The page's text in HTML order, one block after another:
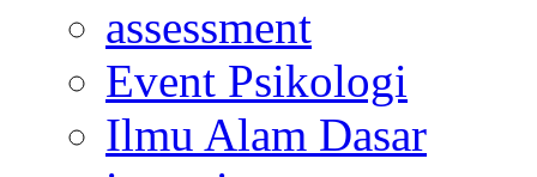
assessment
Event Psikologi
Ilmu Alam Dasar